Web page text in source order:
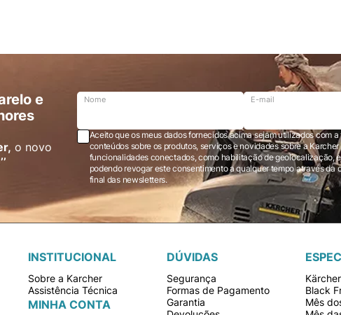
e
o novo
Nome E-mail
Aceito que os meus dados fornecidos acima sejam utilizados com
conteúdos sobre os produtos, serviços e novidades sobre a Karcher Brasil via e-mail marketing e registro de
funcionalidades conectados, como habilitação de geolocalização,
podendo revogar este consentimento a qualquer tempo através da opção “cancelar inscrição” localizada ao
final das newsletters.
INSTITUCIONAL
Sobre a Karcher
Assistência Técnica
MINHA CONTA
DÚVIDAS
Segurança
Formas de Pagamento
Garantia
Black
Mês